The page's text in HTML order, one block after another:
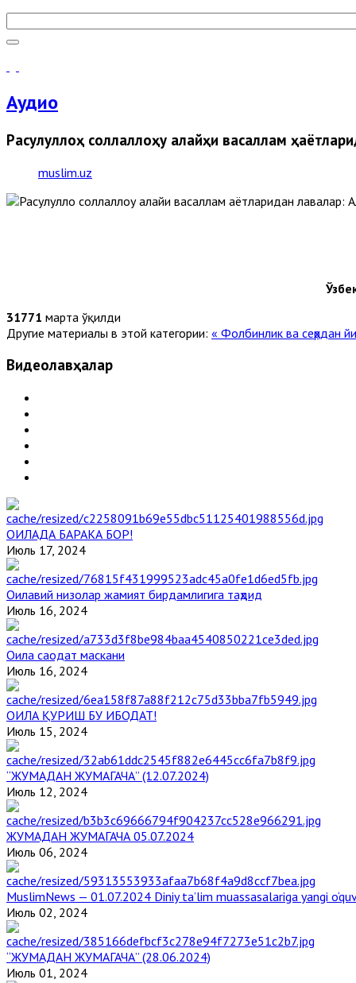
Аудио
Расулуллоҳ соллаллоҳу алайҳи васаллам
muslim.uz
31771 марта ўқилди
Другие материалы в этой категории: « Фолбинлик ва сеҳрдан
Видеолавҳалар
ОИЛАДА БАРАКА БОР!
Июль 17, 2024
Оилавий низолар жамият бирдамлигига таҳдид
Июль 16, 2024
Оила саодат маскани
Июль 16, 2024
ОИЛА ҚУРИШ БУ ИБОДАТ!
Июль 15, 2024
“ЖУМАДАН ЖУМАГАЧА” (12.07.2024)
Июль 12, 2024
ЖУМАДАН ЖУМАГАЧА 05.07.2024
Июль 06, 2024
MuslimNews — 01.07.2024 Diniy ta’lim muassasalariga yangi
Июль 02, 2024
“ЖУМАДАН ЖУМАГАЧА” (28.06.2024)
Июль 01, 2024